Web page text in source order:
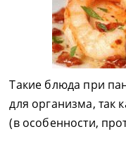
Такие блюда при
для организма, так
(в особенности,